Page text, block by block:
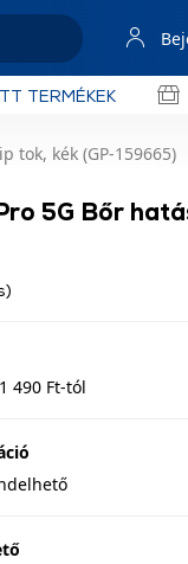
TERMÉKEK
tok, kék (GP-159665)
5G Bőr
490 Ft-tól